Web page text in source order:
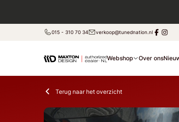
015 - 310 70 34 verkoop@tunednation.nl
Webshop Over ons
Terug naar het overzicht